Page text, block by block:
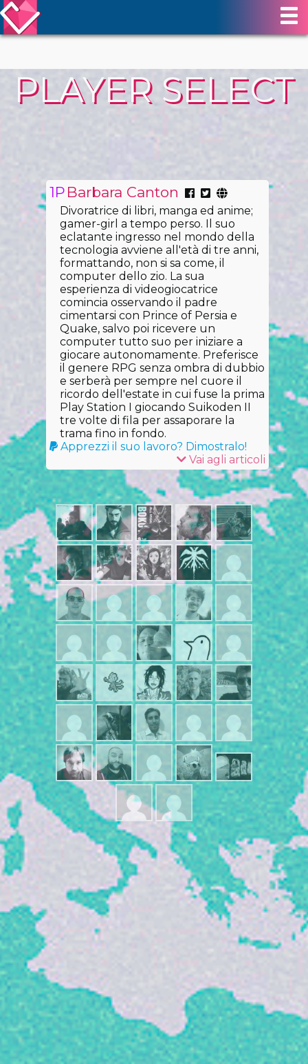
PLAYER SELECT
Barbara Canton
Divoratrice di libri, manga ed anime;
gamer-girl a tempo perso. Il suo
eclatante ingresso nel mondo della
tecnologia avviene all'età di tre anni,
formattando, non si sa come, il
computer dello zio. La sua
esperienza di videogiocatrice
comincia osservando il padre
cimentarsi con Prince of Persia e
Quake, salvo poi ricevere un
computer tutto suo per iniziare a
giocare autonomamente. Preferisce
il genere RPG senza ombra di dubbio
e serberà per sempre nel cuore il
ricordo dell'estate in cui fuse la prima
Play Station I giocando Suikoden II
tre volte di fila per assaporare la
trama fino in fondo.
Apprezzi il suo lavoro? Dimostralo!
Vai agli articoli